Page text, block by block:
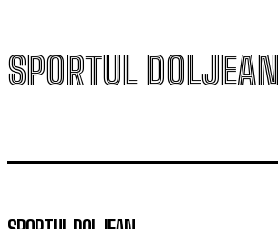
SPORTUL DOLJEAN